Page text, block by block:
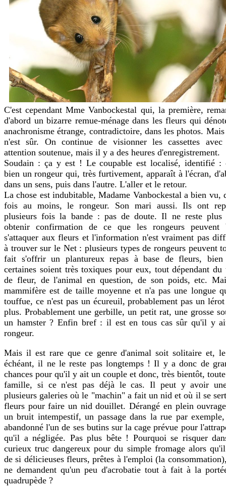
C'est cependant Mme Vanbockestal qui, la première,
d'abord un bizarre remue-ménage dans les fleurs qui
anachronisme étrange, contradictoire, dans les photos.
n'est sûr. On continue de visionner les cassettes avec
attention soutenue, mais il y a des heures d'enregistrement.
Soudain : ça y est ! Le coupable est localisé, identifié :
bien un rongeur qui, très furtivement, apparaît à l'écran,
dans un sens, puis dans l'autre. L'aller et le retour.
La chose est indubitable, Madame Vanbockestal a bien vu,
fois au moins, le rongeur. Son mari aussi. Ils ont
plusieurs fois la bande : pas de doute. Il ne reste plus
obtenir confirmation de ce que les rongeurs peuvent
s'attaquer aux fleurs et l'information n'est vraiment pas
à trouver sur le Net : plusieurs types de rongeurs peuvent
fait s'offrir un plantureux repas à base de fleurs, bien
certaines soient très toxiques pour eux, tout dépendant du
de fleur, de l'animal en question, de son poids, etc.
mammifère est de taille moyenne et n'a pas une longue
touffue, ce n'est pas un écureuil, probablement pas un
plus. Probablement une gerbille, un petit rat, une grosse
un hamster ? Enfin bref : il est en tous cas sûr qu'il y
rongeur.
Mais il est rare que ce genre d'animal soit solitaire et,
échéant, il ne le reste pas longtemps ! Il y a donc de
chances pour qu'il y ait un couple et donc, très bientôt,
famille, si ce n'est pas déjà le cas. Il peut y avoir
plusieurs galeries où le "machin" a fait un nid et où il se
fleurs pour faire un nid douillet. Dérangé en plein
un bruit intempestif, un passage dans la rue par
abandonné l'un de ses butins sur la cage prévue pour
qu'il a négligée. Pas plus bête ! Pourquoi se risquer
curieux truc dangereux pour du simple fromage alors
de si délicieuses fleurs, prêtes à l'emploi (la
ne demandent qu'un peu d'acrobatie tout à fait à la
quadrupède ?